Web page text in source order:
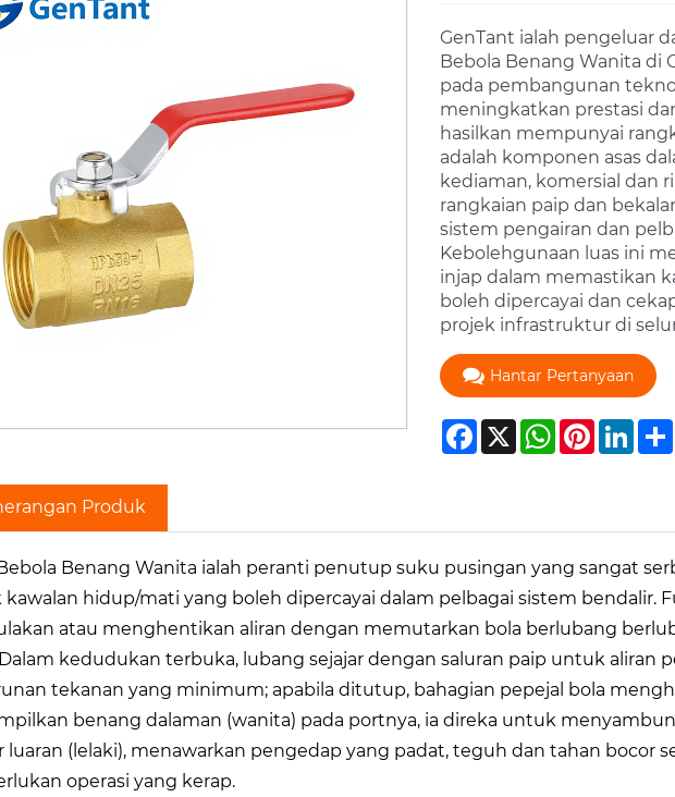
GenTant ialah pengeluar
Bebola Benang Wanita di
pada pembangunan
meningkatkan prestasi
hasilkan mempunyai
adalah komponen asas
kediaman, komersial dan
rangkaian paip dan
sistem pengairan dan
Kebolehgunaan luas ini
injap dalam memastikan
boleh dipercayai dan
projek infrastruktur di
Hantar Pertanyaan
Facebook
X WhatsApp
Pinterest
Produk
Benang Wanita ialah peranti penutup suku pusingan yang sangat
hidup/mati yang boleh dipercayai dalam pelbagai sistem bendalir.
atau menghentikan aliran dengan memutarkan bola berlubang
kedudukan terbuka, lubang sejajar dengan saluran paip untuk aliran
tekanan yang minimum; apabila ditutup, bahagian pepejal bola
benang dalaman (wanita) pada portnya, ia direka untuk
luaran (lelaki), menawarkan pengedap yang padat, teguh dan tahan bocor
operasi yang kerap.